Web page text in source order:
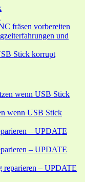
fräsen vorbereiten
und
Stick korrupt
wenn USB Stick
wenn USB Stick
– UPDATE
– UPDATE
reparieren – UPDATE